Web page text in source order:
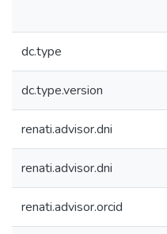
dc.type
dc.type.version
renati.advisor.dni
renati.advisor.dni
renati.advisor.orcid